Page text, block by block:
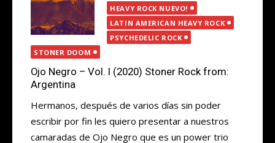
HEAVY ROCK NUEVO!
LATIN AMERICAN HEAVY ROCK
PSYCHEDELIC ROCK
STONER DOOM
Ojo Negro – Vol. I (2020) Stoner Rock from:
Argentina
Hermanos, después de varios días sin poder
escribir por fin les quiero presentar a nuestros
camaradas de Ojo Negro que es un power trio